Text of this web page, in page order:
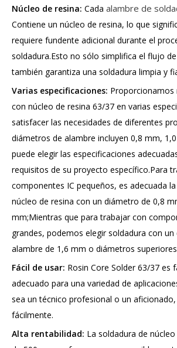
Núcleo de resina: Cada alambre de
Contiene un núcleo de resina, lo que
requiere fundente adicional durante el
soldadura.Esto no sólo simplifica el flujo
también garantiza una soldadura limpia y
Varias especificaciones: Proporcionamos
con núcleo de resina 63/37 en varias
satisfacer las necesidades de diferentes
diámetros de alambre incluyen 0,8 mm,
puede elegir las especificaciones
requisitos de su proyecto específico.Para
componentes IC pequeños, es adecuada
núcleo de resina con un diámetro de 0,8
mm;Mientras que para trabajar con
grandes, podemos elegir soldadura con
alambre de 1,6 mm o diámetros
Fácil de usar: Rosin Core Solder 63/37 es
adecuado para una variedad de
sea un técnico profesional o un
fácilmente.
Alta rentabilidad: La soldadura de